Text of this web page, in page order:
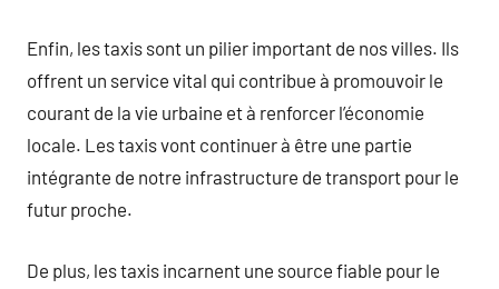
Enfin, les taxis sont un pilier important de nos villes. Ils
offrent un service vital qui contribue à promouvoir le
courant de la vie urbaine et à renforcer l’économie
locale. Les taxis vont continuer à être une partie
intégrante de notre infrastructure de transport pour le
futur proche.
De plus, les taxis incarnent une source fiable pour le